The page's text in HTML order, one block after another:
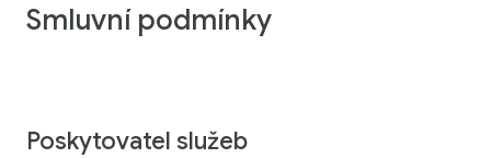
Smluvní podmínky
Poskytovatel služeb